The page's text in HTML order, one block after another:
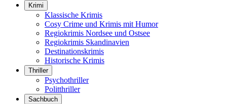
Krimi
Klassische Krimis
Cosy Crime und Krimis mit Humor
Regiokrimis Nordsee und Ostsee
Regiokrimis Skandinavien
Destinationskrimis
Historische Krimis
Thriller
Psychothriller
Politthriller
Sachbuch